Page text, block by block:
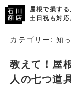
屋根で損する
土日祝も対応
カテゴリー: 知
教えて！屋
人の七つ道